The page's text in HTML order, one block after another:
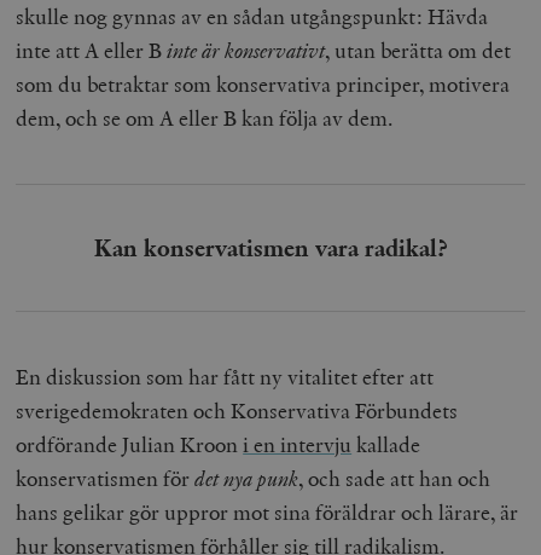
skulle nog gynnas av en sådan utgångspunkt: Hävda
inte att A eller Binte är konservativt, utan berätta om det
som du betraktar som konservativa principer, motivera
dem, och se om A eller B kan följa av dem.
Kan konservatismen vara radikal?
En diskussion som har fått ny vitalitet efter att
sverigedemokraten och Konservativa Förbundets
ordförande Julian Krooni en intervju kallade
konservatismen fördet nya punk, och sade att han och
hans gelikar gör uppror mot sina föräldrar och lärare, är
hur konservatismen förhåller sig till radikalism.